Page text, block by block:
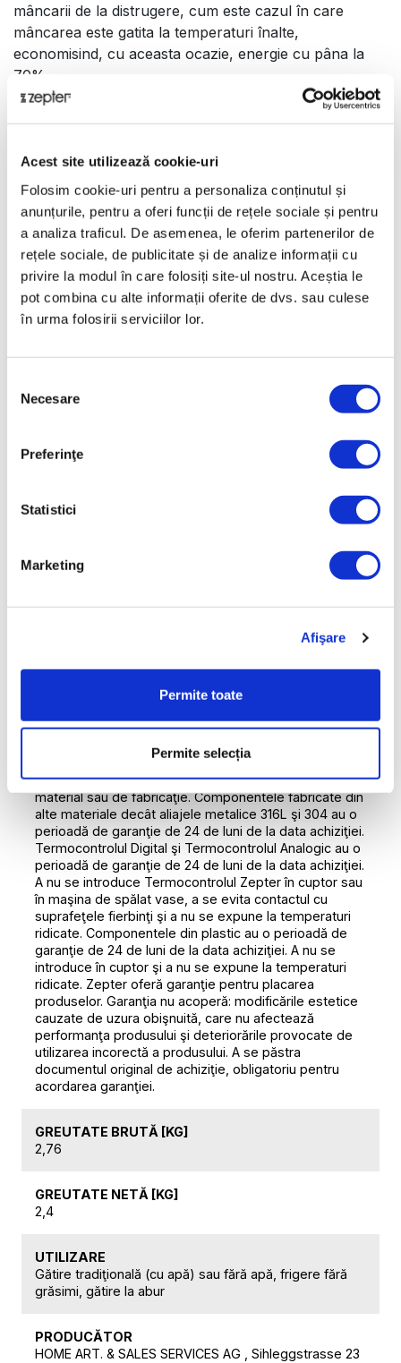
Acest site utilizează cookie-uri
Folosim cookie-uri pentru a personaliza conținutul și
anunțurile, pentru a oferi funcții de rețele sociale și pentru
a analiza traficul. De asemenea, le oferim partenerilor de
rețele sociale, de publicitate și de analize informații cu
privire la modul în care folosiți site-ul nostru. Aceștia le
pot combina cu alte informații oferite de dvs. sau culese
în urma folosirii serviciilor lor.
consimțământului
Necesare
Preferinţe
Statistici
Marketing
Afişare
Permite toate
Permite selecția
mâncarii de la distrugere, cum este cazul în care
mâncarea este gatita la temperaturi înalte,
economisind, cu aceasta ocazie, energie cu pâna la
70%.
ani, va recomandam sadeconserva?i toate
vasele
înainte de utilizare (respectiv sa le cura?a?i cu
detergen?ii speciali Zepter a?a cum este prezentat în
videoclipul de mai jos).
Acceptă Politica de cookie-uri pentru a vizualiza
accepți Politica de cookie-uri. Alternativ, poți vizualiza
conținutul video direct pe YouTube
Link.
COD PRODUS
NUME PRODUS
GARANŢIE
Produsele Zepter din oţel inoxidabil au o garanţie de
30 de ani, care acoperă reparaţia sau înlocuirea
completă a produselor care prezintă defecte de
material sau de fabricaţie. Componentele fabricate din
alte materiale decât aliajele metalice 316L şi 304 au o
perioadă de garanţie de 24 de luni de la data achiziţiei.
Termocontrolul Digital şi Termocontrolul Analogic au o
perioadă de garanţie de 24 de luni de la data achiziţiei.
A nu se introduce Termocontrolul Zepter în cuptor sau
în maşina de spălat vase, a se evita contactul cu
suprafeţele fierbinţi şi a nu se expune la temperaturi
ridicate. Componentele din plastic au o perioadă de
garanţie de 24 de luni de la data achiziţiei. A nu se
introduce în cuptor şi a nu se expune la temperaturi
ridicate. Zepter oferă garanţie pentru placarea
produselor. Garanţia nu acoperă: modificările estetice
cauzate de uzura obişnuită, care nu afectează
performanţa produsului şi deteriorările provocate de
utilizarea incorectă a produsului. A se păstra
documentul original de achiziţie, obligatoriu pentru
acordarea garanţiei.
GREUTATE BRUTĂ [KG]
2,76
GREUTATE NETĂ [KG]
2,4
UTILIZARE
Gătire tradiţională (cu apă) sau fără apă, frigere fără
grăsimi, gătire la abur
PRODUCĂTOR
HOME ART. & SALES SERVICES AG , Sihleggstrasse 23